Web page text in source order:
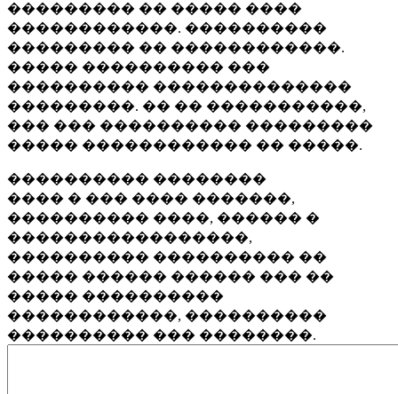
��������� �� ����� ����
������������. ����������
��������� �� ������������.
����� ���������� ���
���������� ��������������
���������. �� �� �����������,
��� ��� ���������� ���������
����� ������������ �� �����.
���������� ��������
���� � ��� ���� �������,
���������� ����, ������ �
�����������������,
���������� ���������� ��
����� ������ ������ ��� ��
����� ����������
������������, ����������
���������� ��� ��������.